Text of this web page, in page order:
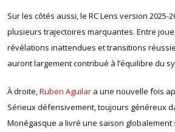
Sur les côtés aussi, le RC Lens version 2025-
plusieurs trajectoires marquantes. Entre
révélations inattendues et transitions
auront largement contribué à l’équilibre du
À droite, Ruben Aguilar a une nouvelle fois
Sérieux défensivement, toujours généreux
Monégasque a livré une saison globalement